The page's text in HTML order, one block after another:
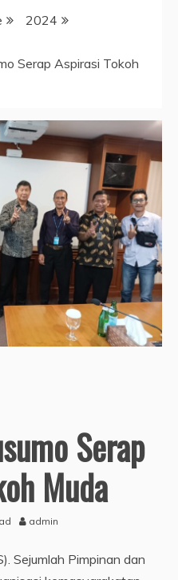
2024
Serap Aspirasi Tokoh
Serap
Muda
admin
Sejumlah Pimpinan dan